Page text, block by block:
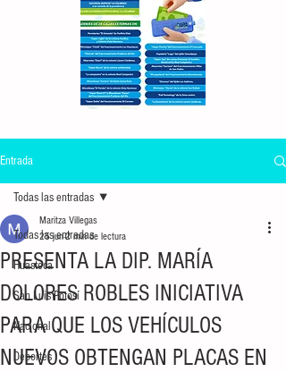
Entrada
Todas las entradas
Huasteca
San Luis Potosí
Nacional
Deportes
Todas las entradas
PRESENTA LA DIP. MARÍA
DOLORES ROBLES INICIATIVA
PARA QUE LOS VEHÍCULOS
NUEVOS OBTENGAN PLACAS EN
Maritza Villegas
25 jun2 min de lectura